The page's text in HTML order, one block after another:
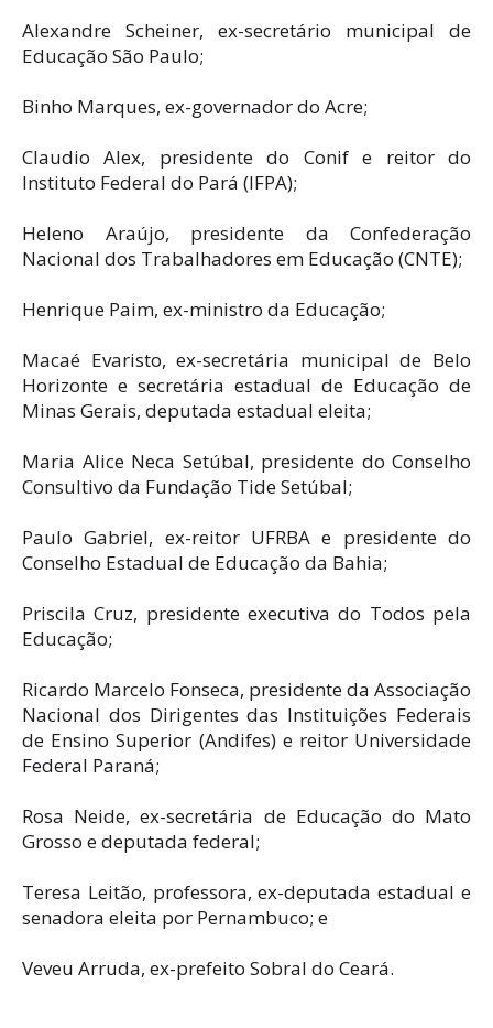
Alexandre Scheiner, ex-secretário municipal de
Educação São Paulo;
Binho Marques, ex-governador do Acre;
Claudio Alex, presidente do Conif e reitor do
Instituto Federal do Pará (IFPA);
Heleno Araújo, presidente da Confederação
Nacional dos Trabalhadores em Educação (CNTE);
Henrique Paim, ex-ministro da Educação;
Macaé Evaristo, ex-secretária municipal de Belo
Horizonte e secretária estadual de Educação de
Minas Gerais, deputada estadual eleita;
Maria Alice Neca Setúbal, presidente do Conselho
Consultivo da Fundação Tide Setúbal;
Paulo Gabriel, ex-reitor UFRBA e presidente do
Conselho Estadual de Educação da Bahia;
Priscila Cruz, presidente executiva do Todos pela
Educação;
Ricardo Marcelo Fonseca, presidente da Associação
Nacional dos Dirigentes das Instituições Federais
de Ensino Superior (Andifes) e reitor Universidade
Federal Paraná;
Rosa Neide, ex-secretária de Educação do Mato
Grosso e deputada federal;
Teresa Leitão, professora, ex-deputada estadual e
senadora eleita por Pernambuco; e
Veveu Arruda, ex-prefeito Sobral do Ceará.